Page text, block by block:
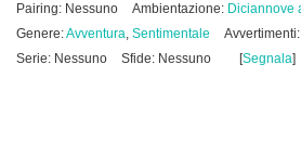
Pairing: Nessuno
Ambientazione: Diciannove
Genere:Avventura, Sentimentale Avvertimenti:
Serie: Nessuno
Sfide: Nessuno [Segnala]